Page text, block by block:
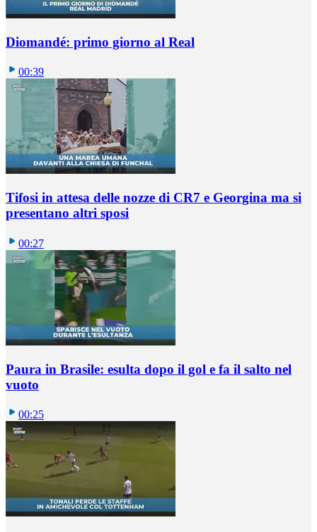
Diomandé: primo giorno al Real
00:39
Tifosi in attesa delle nozze di CR7 e Georgina ma si
presentano altri sposi
00:27
Paura in Brasile: esulta dopo il gol e fa il salto nel
vuoto
00:25